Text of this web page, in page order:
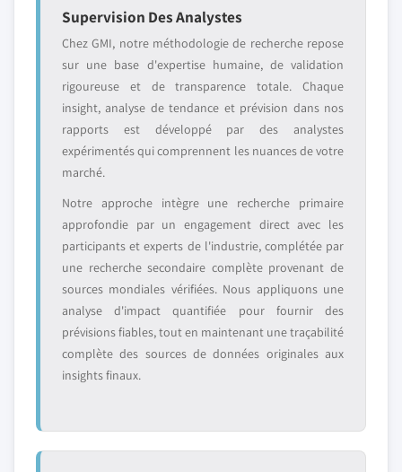
Supervision Des Analystes
Chez GMI, notre méthodologie de recherche repose
sur une base d'expertise humaine, de validation
rigoureuse et de transparence totale. Chaque
insight, analyse de tendance et prévision dans nos
rapports est développé par des analystes
expérimentés qui comprennent les nuances de votre
marché.
Notre approche intègre une recherche primaire
approfondie par un engagement direct avec les
participants et experts de l'industrie, complétée par
une recherche secondaire complète provenant de
sources mondiales vérifiées. Nous appliquons une
analyse d'impact quantifiée pour fournir des
prévisions fiables, tout en maintenant une traçabilité
complète des sources de données originales aux
insights finaux.